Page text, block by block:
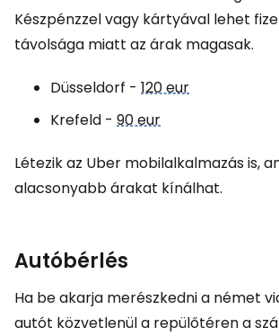
Készpénzzel vagy kártyával lehet
távolsága miatt az árak magasak.
Düsseldorf - 120 eur
Krefeld - 90 eur
Létezik az Uber mobilalkalmazás is,
alacsonyabb árakat kínálhat.
Autóbérlés
Ha be akarja merészkedni a német
autót közvetlenül a repülőtéren a